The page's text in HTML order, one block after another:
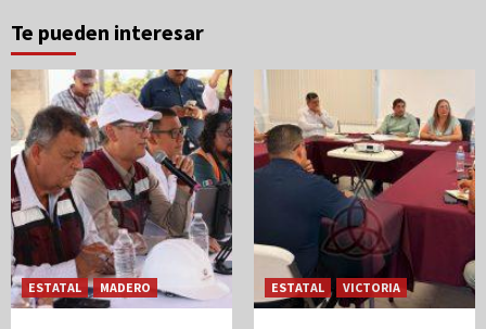
Te pueden interesar
ESTATAL MADERO ESTATAL VICTORIA